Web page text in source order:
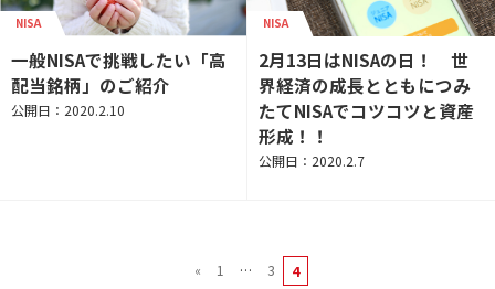
NISA
一般NISAで挑戦したい「高
配当銘柄」のご紹介
公開日：2020.2.10
NISA
2月13日はNISAの日！ 世
界経済の成長とともにつみ
たてNISAでコツコツと資産
形成！！
公開日：2020.2.7
« 1 … 3 4